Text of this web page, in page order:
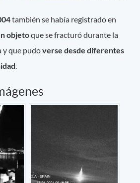
también se había registrado en
objetoque se fracturó durante la
y que pudoverse desde diferentes